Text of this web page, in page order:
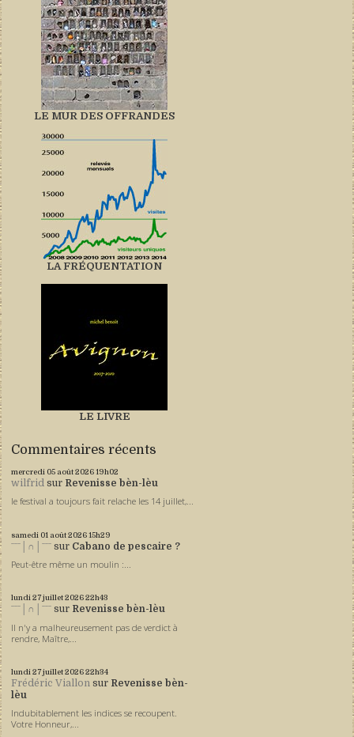
LE MUR DES OFFRANDES
LA FRÉQUENTATION
LE LIVRE
Commentaires récents
mercredi 05 août 202619h02
wilfrid sur Revenisse bèn-lèu
le festival a toujours fait relache les 14 juillet,...
samedi 01 août 202615h29
ˉˉˉ│∩│ˉˉˉ sur Cabano de pescaire ?
Peut-être même un moulin :...
lundi 27juillet 202622h43
ˉˉˉ│∩│ˉˉˉ sur Revenisse bèn-lèu
Il n'y a malheureusement pas de verdict à
rendre, Maître,...
lundi 27juillet 202622h34
Frédéric Viallon sur Revenisse bèn-
lèu
Indubitablement les indices se recoupent.
Votre Honneur,...